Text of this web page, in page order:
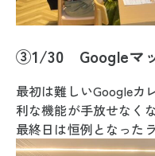
③1/30 Googleマ
最初は難しいGoogleカ
利な機能が手放せなく
最終日は恒例となった